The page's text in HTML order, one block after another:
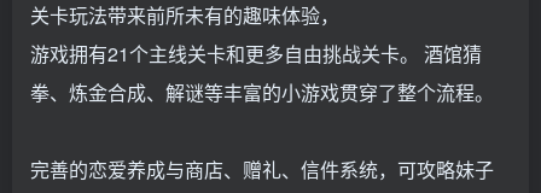
关卡玩法带来前所未有的趣味体验，
游戏拥有21个主线关卡和更多自由挑战关卡。 酒馆猜
拳、炼金合成、解谜等丰富的小游戏贯穿了整个流程。
完善的恋爱养成与商店、赠礼、信件系统，可攻略妹子